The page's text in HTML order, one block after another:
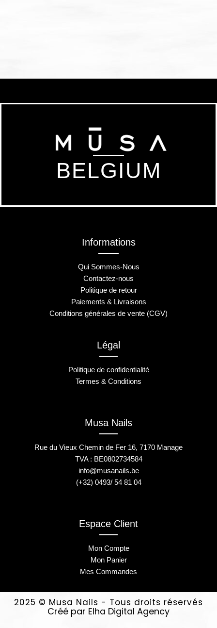
BELGIUM
Informations
Qui Sommes-Nous
Contactez-nous
Politique de retour
Paiements & Livraisons
Conditions générales de vente (CGV)
Légal
Politique de confidentialité
Termes & Conditions
Musa Nails
Rue du Vieux Chemin de Fer 16, 7170 Manage
TVA : BE0802734584
info@musanails.be
(+32) 0493/ 54 81 04
Espace Client
Mon Compte
Mon Panier
Mes Commandes
2025 © Musa Nails - Tous droits réservés
Créé par Elha Digital Agency